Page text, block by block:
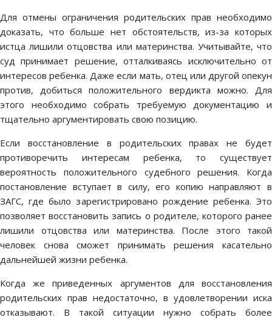
Для отмены ограничения родительских прав необходимо
доказать, что больше нет обстоятельств, из-за которых
истца лишили отцовства или материнства. Учитывайте, что
суд принимает решение, отталкиваясь исключительно от
интересов ребенка. Даже если мать, отец или другой опекун
против, добиться положительного вердикта можно. Для
этого необходимо собрать требуемую документацию и
тщательно аргументировать свою позицию.
Если восстановление в родительских правах не будет
противоречить интересам ребенка, то существует
вероятность положительного судебного решения. Когда
постановление вступает в силу, его копию направляют в
ЗАГС, где было зарегистрировано рождение ребенка. Это
позволяет восстановить запись о родителе, которого ранее
лишили отцовства или материнства. После этого такой
человек снова сможет принимать решения касательно
дальнейшей жизни ребенка.
Когда же приведенных аргументов для восстановления
родительских прав недостаточно, в удовлетворении иска
отказывают. В такой ситуации нужно собрать более